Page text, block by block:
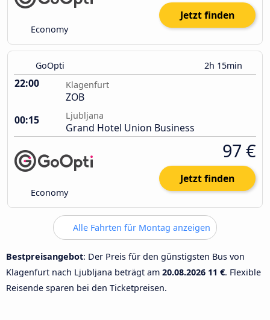
Economy
Jetzt finden
GoOpti 2h 15min
22:00 Klagenfurt
ZOB
00:15
Ljubljana
Grand Hotel Union Business
Economy
97 €
Jetzt finden
Alle Fahrten für Montag anzeigen
Bestpreisangebot: Der Preis für den günstigsten Bus von
Klagenfurt nach Ljubljana beträgt am 20.08.2026 11 €. Flexible
Reisende sparen bei den Ticketpreisen.